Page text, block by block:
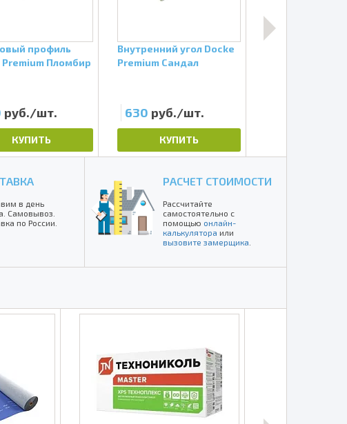
профиль
Premium Пломбир
руб./шт.
КУПИТЬ
Внутренний угол Docke
Premium Сандал
630 руб./шт.
КУПИТЬ
в день
Самовывоз.
по России.
РАСЧЕТ СТОИМОСТИ
Рассчитайте
самостоятельно с
помощью онлайн-
калькулятора или
вызовите замерщика